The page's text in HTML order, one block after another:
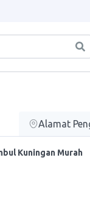
Alamat
Kuningan Murah